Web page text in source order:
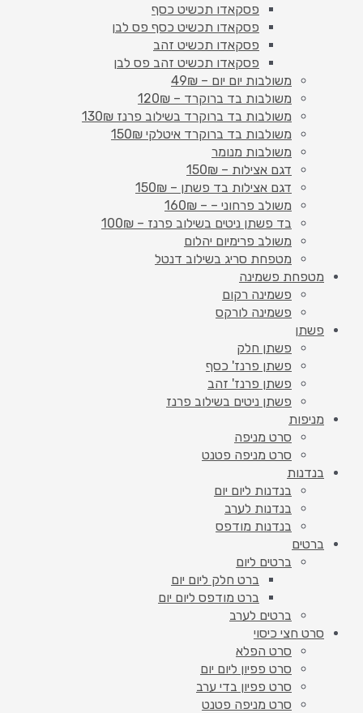
פסקאדו תכשיט כסף
פסקאדו תכשיט כסף פס לבן
פסקאדו תכשיט זהב
פסקאדו תכשיט זהב פס לבן
משולבות יום יום – 49₪
משולבות בד ברוקרד – 120₪
משולבות בד ברוקרד בשילוב פרנז 130₪
משולבות בד ברוקרד איטלקי 150₪
משולבות מנומר
דגם אצילות – 150₪
דגם אצילות בד פשתן – 150₪
משולב פרחוני – – 160₪
בד פשתן ניטים בשילוב פרנז – 100₪
משולב פרימיום יהלום
מטפחת סריג בשילוב דנטל
מטפחת פשמינה
פשמינה רקום
פשמינה לורקס
פשתן
פשתן חלק
פשתן פרנז' כסף
פשתן פרנז' זהב
פשתן ניטים בשילוב פרנז
מניפות
סרט מניפה
סרט מניפה פטנט
בנדנות
בנדנות ליום יום
בנדנות לערב
בנדנות מודפס
ברטים
ברטים ליום
ברט חלק ליום יום
ברט מודפס ליום יום
ברטים לערב
סרט חצי כיסוי
סרט הפלא
סרט פפיון ליום יום
סרט פפיון בדי ערב
סרט מניפה פטנט